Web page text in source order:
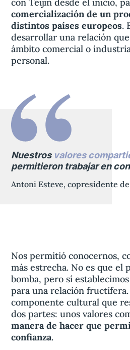
comercialización de un
distintos países europeos.
desarrollar una relación
ámbito comercial o
personal.
Nuestros valores
permitieron trabajar en
Antoni Esteve, copresidente
Nos permitió conocernos,
más estrecha. No es que el
bomba, pero sí
para una relación
componente cultural que
dos partes: unos valores
manera de hacer que
confianza.